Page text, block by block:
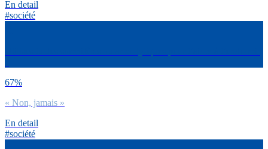
En detail
#société
67%
« Non, jamais »
En detail
#société